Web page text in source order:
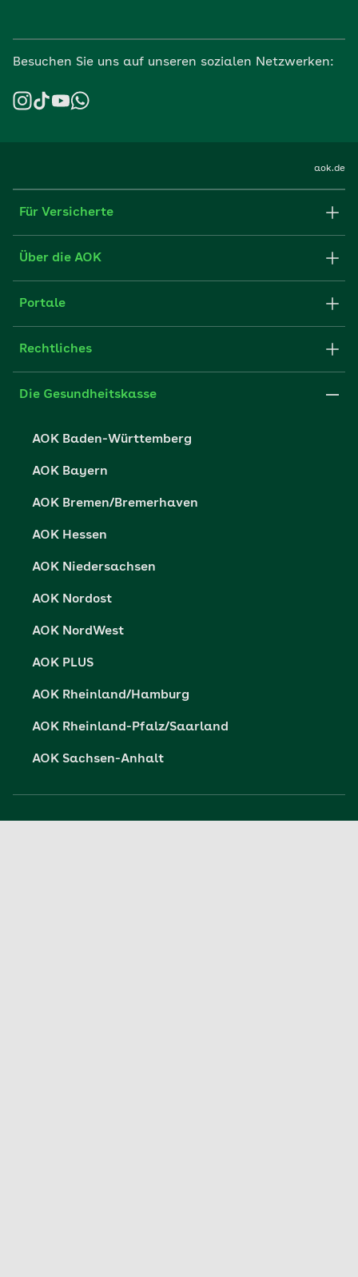
Besuchen Sie uns auf unseren sozialen Netzwerken:
aok.de
Für Versicherte
Formulare und Anträge
FAQ
Über die AOK
Struktur & Verwaltung
Partner der AOK
Portale
Fachportal für Arbeitgeber
Presse- und Politikportal
Vertriebspartner-Service
Rechtliches
Impressum
Die Gesundheitskasse
AOK Baden-Württemberg
AOK Bayern
AOK Bremen/Bremerhaven
AOK Hessen
AOK Niedersachsen
AOK Nordost
AOK NordWest
AOK PLUS
AOK Rheinland/Hamburg
AOK Rheinland-Pfalz/Saarland
AOK Sachsen-Anhalt